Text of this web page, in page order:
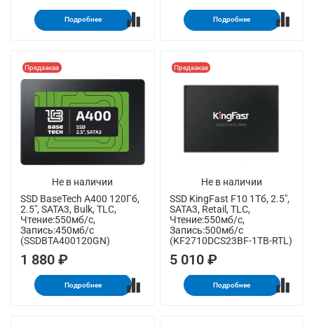
Подробнее Подробнее
Не в наличии
Предзаказ
SSD BaseTech A400 120Гб,
2.5", SATA3, Bulk, TLC,
Чтение:550мб/с,
Запись:450мб/с
(SSDBTA400120GN)
1 880 ₽
Подробнее
Не в наличии
Предзаказ
SSD KingFast F10 1Тб, 2.5",
SATA3, Retail, TLC,
Чтение:550мб/с,
Запись:500мб/с
(KF2710DCS23BF-1TB-RTL)
5 010 ₽
Подробнее